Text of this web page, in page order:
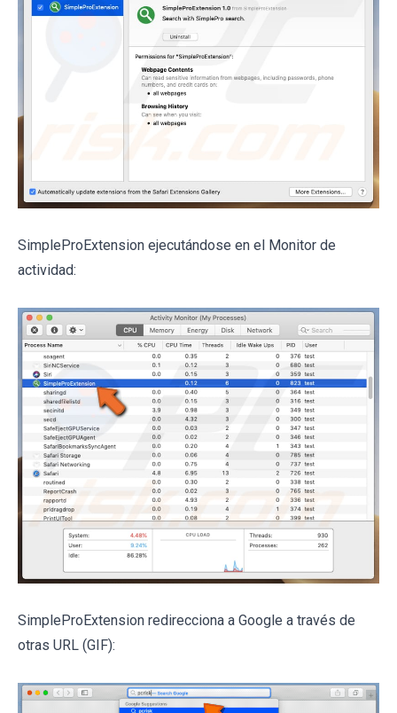
SimpleProExtension ejecutándose en el Monitor de
actividad:
SimpleProExtension redirecciona a Google a través de
otras URL (GIF):